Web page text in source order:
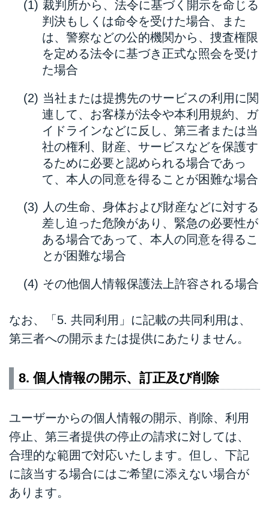
裁判所から、法令に基づく開示を命じる
判決もしくは命令を受けた場合、また
は、警察などの公的機関から、捜査権限
を定める法令に基づき正式な照会を受け
た場合
当社または提携先のサービスの利用に関
連して、お客様が法令や本利用規約、ガ
イドラインなどに反し、第三者または当
社の権利、財産、サービスなどを保護す
るために必要と認められる場合であっ
て、本人の同意を得ることが困難な場合
人の生命、身体および財産などに対する
差し迫った危険があり、緊急の必要性が
ある場合であって、本人の同意を得るこ
とが困難な場合
その他個人情報保護法上許容される場合
なお、「5. 共同利用」に記載の共同利用は、
第三者への開示または提供にあたりません。
8. 個人情報の開示、訂正及び削除
ユーザーからの個人情報の開示、削除、利用
停止、第三者提供の停止の請求に対しては、
合理的な範囲で対応いたします。但し、下記
に該当する場合にはご希望に添えない場合が
あります。